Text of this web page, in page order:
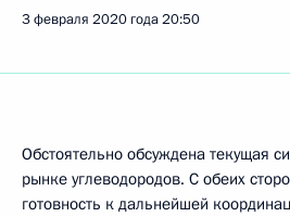
3 февраля 2020 года20:50
Обстоятельно обсуждена текущая
рынке углеводородов. С обеих
готовность к дальнейшей